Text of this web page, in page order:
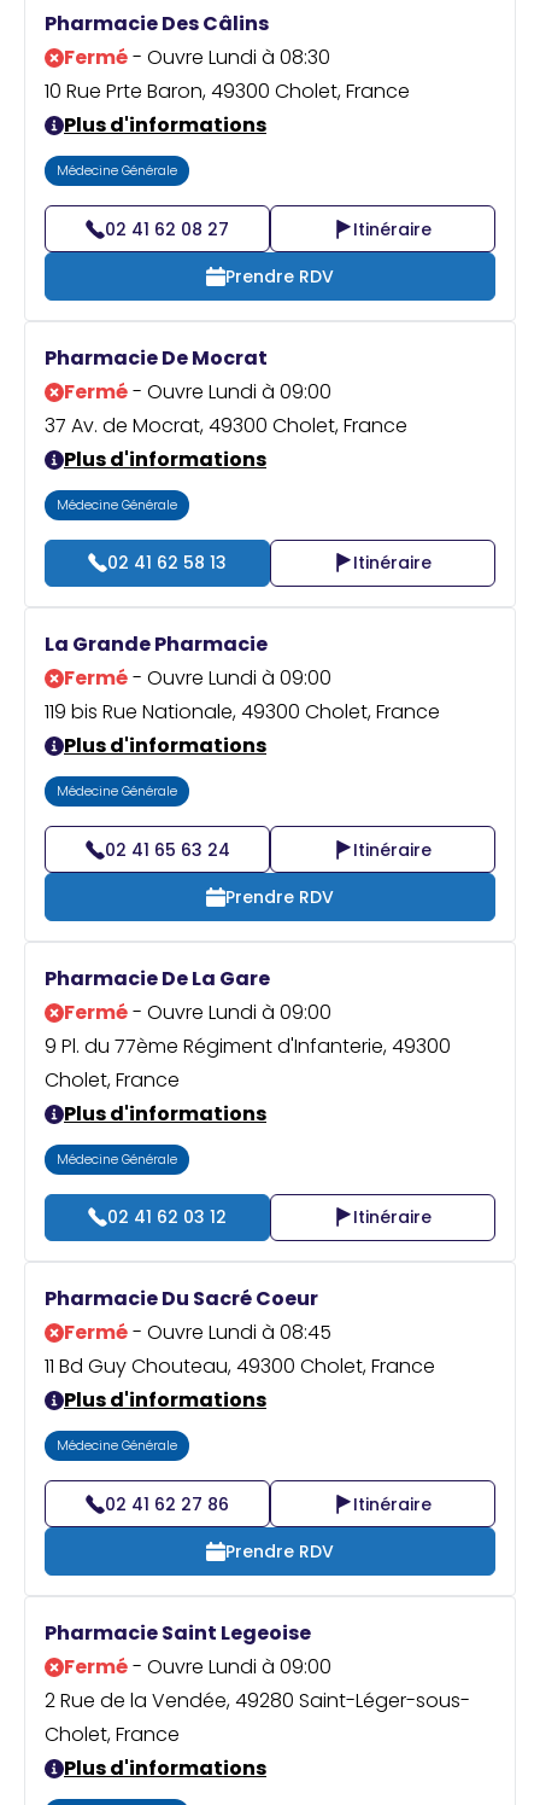
Pharmacie Des Câlins
Fermé- Ouvre Lundi à 08:30
10 Rue Prte Baron, 49300 Cholet, France
Plus d'informations
Médecine Générale
02 41 62 08 27
Itinéraire
Prendre RDV
Pharmacie De Mocrat
Fermé- Ouvre Lundi à 09:00
37 Av. de Mocrat, 49300 Cholet, France
Plus d'informations
Médecine Générale
02 41 62 58 13 Itinéraire
La Grande Pharmacie
Fermé- Ouvre Lundi à 09:00
119 bis Rue Nationale, 49300 Cholet, France
Plus d'informations
Médecine Générale
02 41 65 63 24
Itinéraire
Prendre RDV
Pharmacie De La Gare
Fermé- Ouvre Lundi à 09:00
9 Pl. du 77ème Régiment d'Infanterie, 49300
Cholet, France
Plus d'informations
Médecine Générale
02 41 62 03 12 Itinéraire
Pharmacie Du Sacré Coeur
Fermé- Ouvre Lundi à 08:45
11 Bd Guy Chouteau, 49300 Cholet, France
Plus d'informations
Médecine Générale
02 41 62 27 86
Itinéraire
Prendre RDV
Pharmacie Saint Legeoise
Fermé- Ouvre Lundi à 09:00
2 Rue de la Vendée, 49280 Saint-Léger-sous-
Cholet, France
Plus d'informations